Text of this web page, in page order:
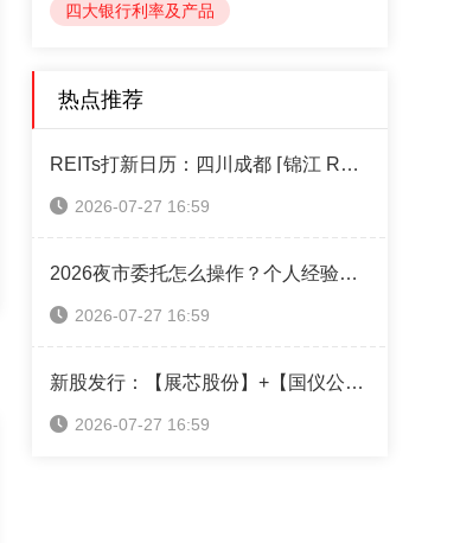
四大银行利率及产品
热点推荐
REITs打新日历：四川成都 ⌈锦江 REIT⌋ 本周四售！（附认购操作指南）
2026-07-27 16:59
2026夜市委托怎么操作？个人经验攻略全分享
2026-07-27 16:59
新股发行：【展芯股份】+【国仪公司】+【超纯应材】本周可申购！（附打新神器）
2026-07-27 16:59